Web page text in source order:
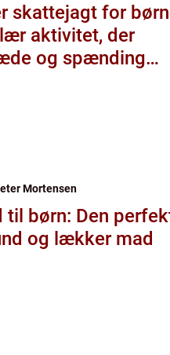
skattejagt for børn
aktivitet, der
og spænding
Mortensen
til børn: Den
og lækker mad